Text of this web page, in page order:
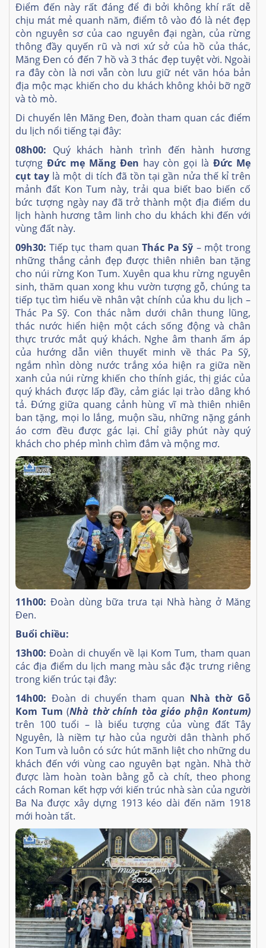
Điểm đến này rất đáng để đi bởi không khí rất dễ
chịu mát mẻ quanh năm, điểm tô vào đó là nét đẹp
còn nguyên sơ của cao nguyên đại ngàn, của rừng
thông đầy quyến rũ và nơi xứ sở của hồ của thác,
Măng Đen có đến 7 hồ và 3 thác đẹp tuyệt vời. Ngoài
ra đây còn là nơi vẫn còn lưu giữ nét văn hóa bản
địa mộc mạc khiến cho du khách không khỏi bỡ ngỡ
và tò mò.
Di chuyển lên Măng Đen, đoàn tham quan các điểm
du lịch nổi tiếng tại đây:
08h00: Quý khách hành trình đến hành hương
tượng Đức mẹ Măng Đen hay còn gọi làĐức Mẹ
cụt tay là một di tích đã tồn tại gần nửa thế kỉ trên
mảnh đất Kon Tum này, trải qua biết bao biến cố
bức tượng ngày nay đã trở thành một địa điểm du
lịch hành hương tâm linh cho du khách khi đến với
vùng đất này.
09h30: Tiếp tục tham quan Thác Pa Sỹ – một trong
những thắng cảnh đẹp được thiên nhiên ban tặng
cho núi rừng Kon Tum. Xuyên qua khu rừng nguyên
sinh, thăm quan xong khu vườn tượng gỗ, chúng ta
tiếp tục tìm hiểu về nhân vật chính của khu du lịch –
Thác Pa Sỹ. Con thác nằm dưới chân thung lũng,
thác nước hiển hiện một cách sống động và chân
thực trước mắt quý khách. Nghe âm thanh ấm áp
của hướng dẫn viên thuyết minh về thác Pa Sỹ,
ngắm nhìn dòng nước trắng xóa hiện ra giữa nền
xanh của núi rừng khiến cho thính giác, thị giác của
quý khách được lấp đầy, cảm giác lại trào dâng khó
tả. Đứng giữa quang cảnh hùng vĩ mà thiên nhiên
ban tặng, mọi lo lắng, muộn sầu, những nặng gánh
áo cơm đều được gác lại. Chỉ giây phút này quý
khách cho phép mình chìm đắm và mộng mơ.
11h00: Đoàn dùng bữa trưa tại Nhà hàng ở Măng
Đen.
Buổi chiều:
13h00:Đoàn di chuyển về lại Kom Tum, tham quan
các địa điểm du lịch mang màu sắc đặc trưng riêng
trong kiến trúc tại đây:
14h00: Đoàn di chuyển tham quan Nhà thờ Gỗ
Kom Tum (Nhà thờ chính tòa giáo phận Kontum)
trên 100 tuổi – là biểu tượng của vùng đất Tây
Nguyên, là niềm tự hào của người dân thành phố
Kon Tum và luôn có sức hút mãnh liệt cho những du
khách đến với vùng cao nguyên bạt ngàn. Nhà thờ
được làm hoàn toàn bằng gỗ cà chít, theo phong
cách Roman kết hợp với kiến trúc nhà sàn của người
Ba Na được xây dựng 1913 kéo dài đến năm 1918
mới hoàn tất.